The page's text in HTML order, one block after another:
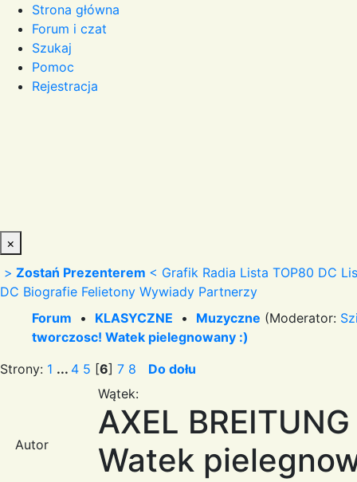
Strona główna
Forum i czat
Szukaj
Pomoc
Rejestracja
×
> Zostań Prezenterem < Grafik Radia Lista TOP80 DC
DC Biografie Felietony Wywiady Partnerzy
Forum • KLASYCZNE • Muzyczne (Moderator:
tworczosc! Watek pielegnowany :)
Strony: 1 ... 4 5 [6] 7 8 Do dołu
Autor
Wątek:
AXEL
Watek